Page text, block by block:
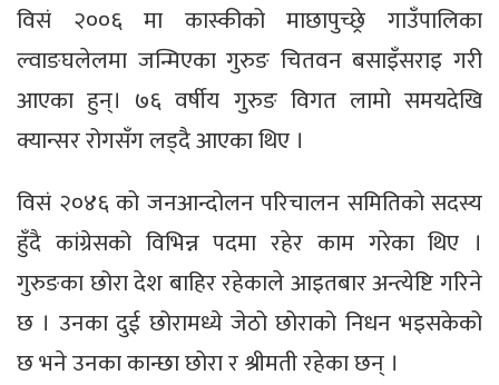
विसं २००६ मा कास्कीको माछापुच्छ्रे गाउँपालिका
ल्वाङघलेलमा जन्मिएका गुरुङ चितवन बसाइँसराइ गरी
आएका हुन्। ७६ वर्षीय गुरुङ विगत लामो समयदेखि
क्यान्सर रोगसँग लड्दै आएका थिए ।
विसं २०४६ को जनआन्दोलन परिचालन समितिको सदस्य
हुँदै कांग्रेसको विभिन्न पदमा रहेर काम गरेका थिए ।
गुरुङका छोरा देश बाहिर रहेकाले आइतबार अन्त्येष्टि गरिने
छ । उनका दुई छोरामध्ये जेठो छोराको निधन भइसकेको
छ भने उनका कान्छा छोरा र श्रीमती रहेका छन् ।